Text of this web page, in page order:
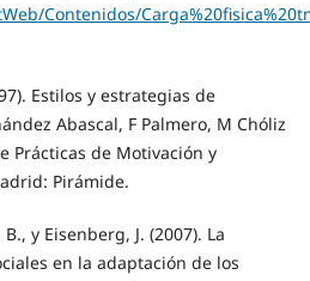
Contenidos/
Estilos y estrategias de
Abascal, F Palmero, M Chóliz
Prácticas de Motivación y
Pirámide.
y Eisenberg, J. (2007). La
en la adaptación de los